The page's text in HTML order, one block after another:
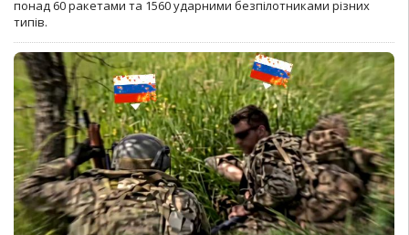
понад 60 ракетами та 1560 ударними безпілотниками різних
типів.